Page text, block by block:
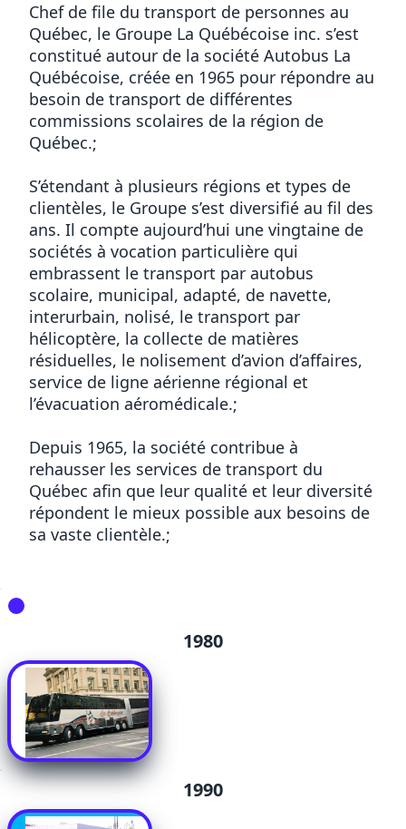
Chef de file du transport de personnes au
Québec, le Groupe La Québécoise inc. s’est
constitué autour de la société Autobus La
Québécoise, créée en 1965 pour répondre au
besoin de transport de différentes
commissions scolaires de la région de
Québec.;
S’étendant à plusieurs régions et types de
clientèles, le Groupe s’est diversifié au fil des
ans. Il compte aujourd’hui une vingtaine de
sociétés à vocation particulière qui
embrassent le transport par autobus
scolaire, municipal, adapté, de navette,
interurbain, nolisé, le transport par
hélicoptère, la collecte de matières
résiduelles, le nolisement d’avion d’affaires,
service de ligne aérienne régional et
l’évacuation aéromédicale.;
Depuis 1965, la société contribue à
rehausser les services de transport du
Québec afin que leur qualité et leur diversité
répondent le mieux possible aux besoins de
sa vaste clientèle.;
1980
1990